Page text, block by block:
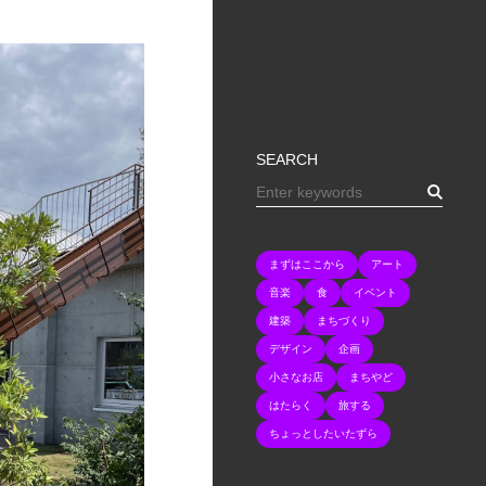
SEARCH
まずはここから アート
音楽 食 イベント
建築 まちづくり
デザイン 企画
小さなお店 まちやど
はたらく 旅する
ちょっとしたいたずら